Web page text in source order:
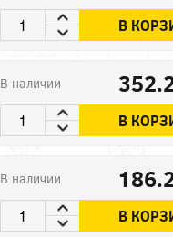
В
В наличии
В
В наличии
В